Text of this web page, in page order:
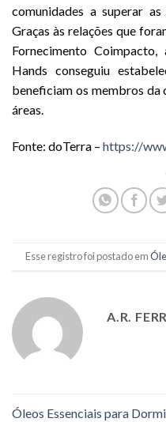
comunidades a superar
Graças às relações que
Fornecimento
Hands conseguiu
beneficiam os membros da
áreas.
Fonte: doTerra – https://
Esse registro foi postado em
A.R.
Óleos Essenciais para